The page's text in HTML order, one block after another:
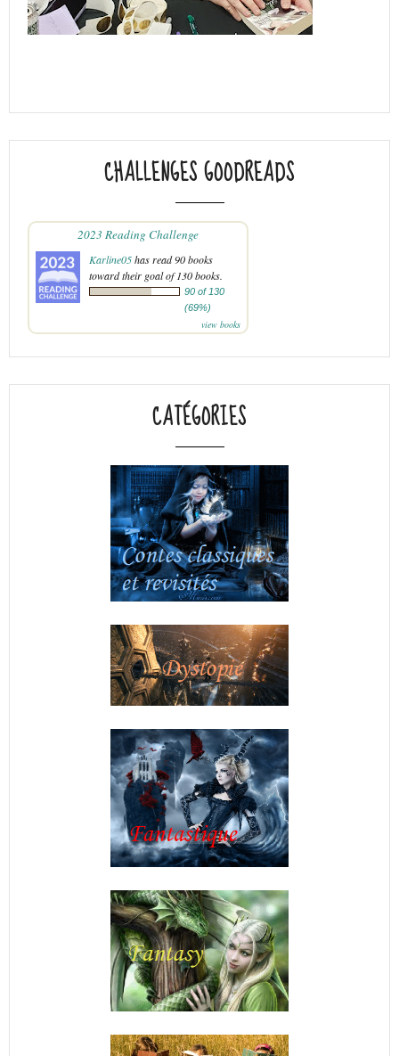
CHALLENGES GOODREADS
2023 Reading Challenge
Karline05has read 90 books
toward their goal of 130 books.
90 of 130
(69%)
view books
CATÉGORIES